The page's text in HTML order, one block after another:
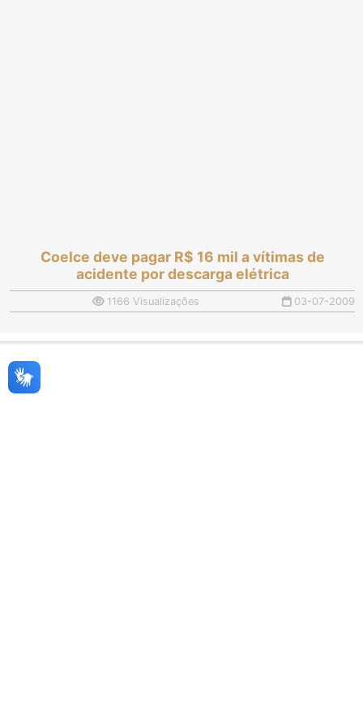
Coelce deve pagar R$ 16 mil a vítimas de
acidente por descarga elétrica
1166 Visualizações 03-07-2009